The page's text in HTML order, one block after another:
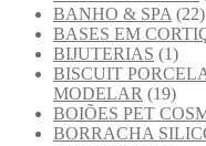
BANHO & SPA (22)
BASES EM
BIJUTERIAS (1)
BISCUIT
MODELAR (19)
BOIÕES PET
BORRACHA